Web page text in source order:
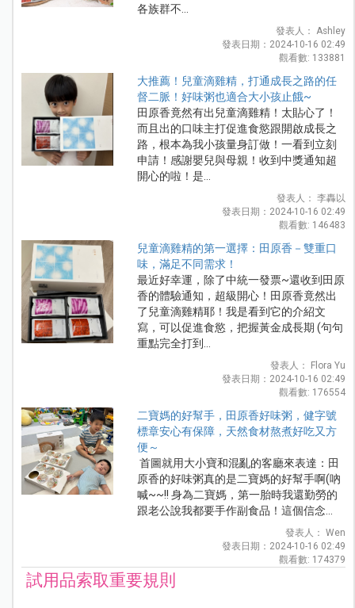
各族群不...
發表人： Ashley
發表日期：2024-10-16 02:49
觀看數: 133881
大推薦！兒童滴雞精，打通成長之路的任
督二脈！好味粥也適合大小孩止餓~
田原香竟然有出兒童滴雞精！太貼心了！
而且出的口味主打促進食慾跟開啟成長之
路，根本為我小孩量身訂做！一看到立刻
申請！感謝嬰兒與母親！收到中獎通知超
開心的啦！是...
發表人： 李轟以
發表日期：2024-10-16 02:49
觀看數: 146483
兒童滴雞精的第一選擇：田原香－雙重口
味，滿足不同需求！
最近好幸運，除了中統一發票~還收到田原
香的體驗通知，超級開心！田原香竟然出
了兒童滴雞精耶！我是看到它的介紹文
寫，可以促進食慾，把握黃金成長期 (句句
重點完全打到...
發表人： Flora Yu
發表日期：2024-10-16 02:49
觀看數: 176554
二寶媽的好幫手，田原香好味粥，健字號
標章安心有保障，天然食材熬煮好吃又方
便～
首圖就用大小寶和混亂的客廳來表達：田
原香的好味粥真的是二寶媽的好幫手啊(吶
喊~~!! 身為二寶媽，第一胎時我還勤勞的
跟老公說我都要手作副食品！這個信念...
發表人： Wen
發表日期：2024-10-16 02:49
觀看數: 174379
試用品索取重要規則